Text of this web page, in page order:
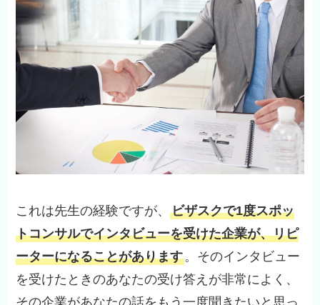
これは先生の経験ですが、ビザスクで1度スポッ
トコンサルでインタビューを受けた企業が、リピ
ーターになることがあります。そのインタビュー
を受けたときのあなたの受け答えが非常によく、